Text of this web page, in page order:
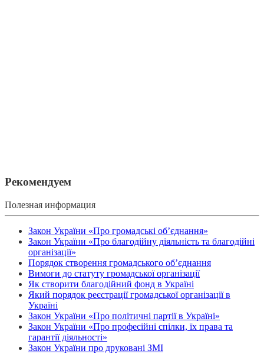
Рекомендуем
Полезная информация
Закон України «Про громадські об’єднання»
Закон України «Про благодійну діяльність та благодійні
організації»
Порядок створення громадського об’єднання
Вимоги до статуту громадської організації
Як створити благодійний фонд в Україні
Який порядок реєстрації громадської організації в
Україні
Закон України «Про політичні партії в Україні»
Закон України «Про професійні спілки, їх права та
гарантії діяльності»
Закон України про друковані ЗМІ